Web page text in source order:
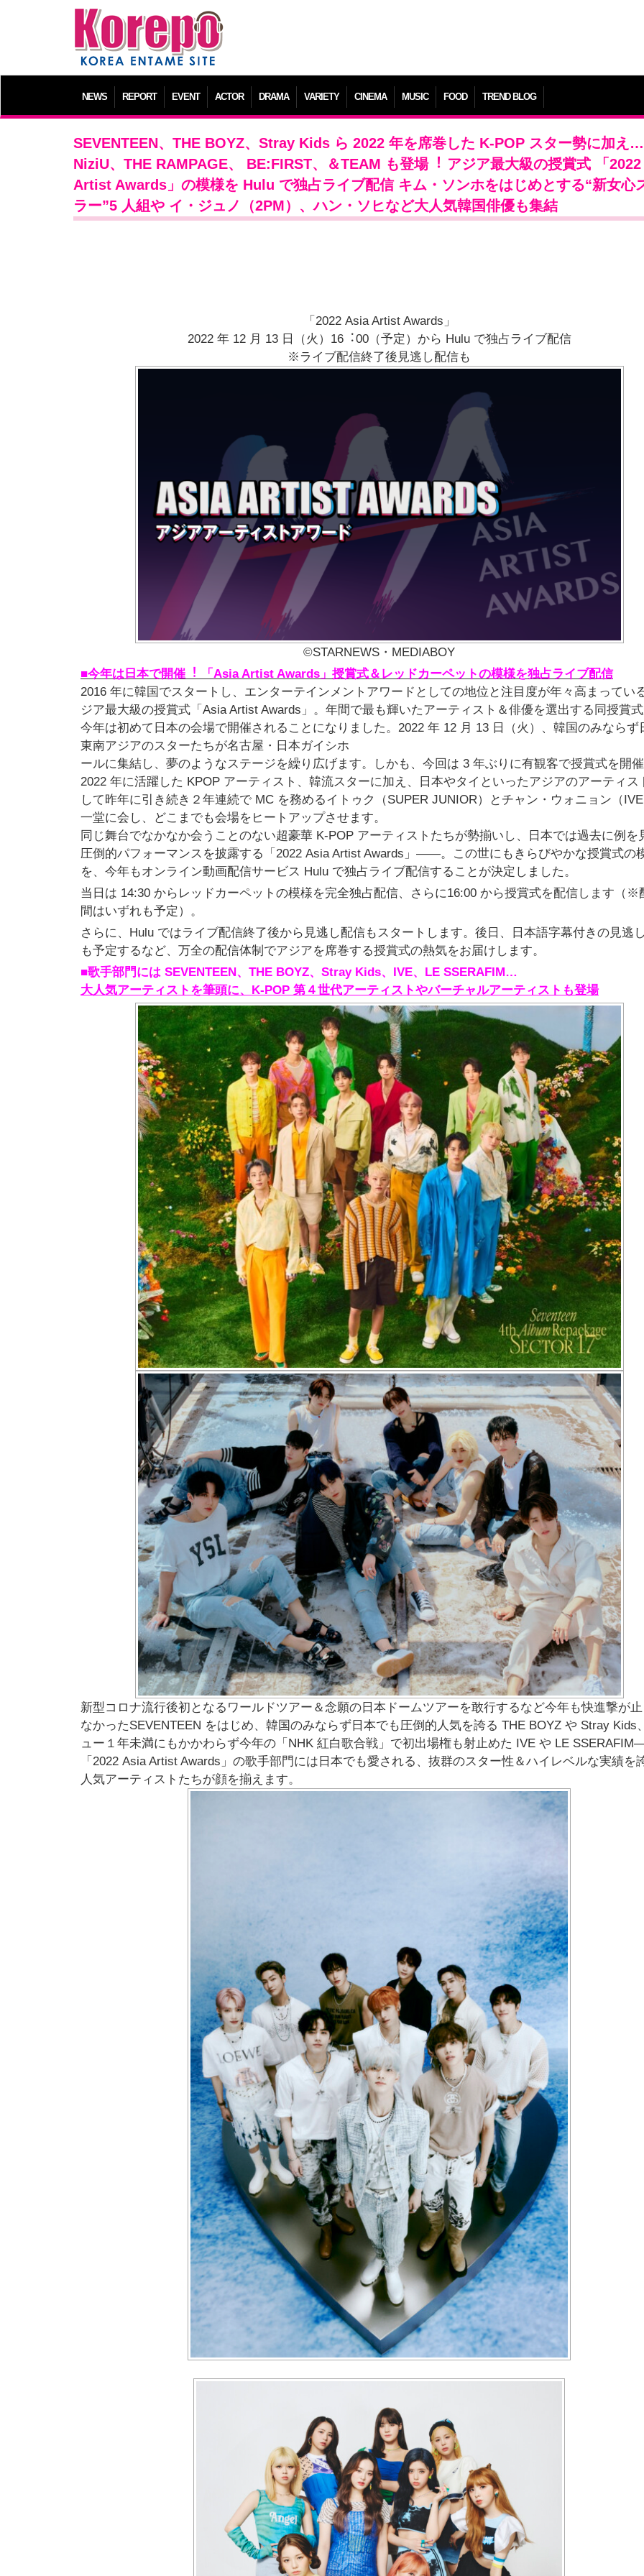
NEWS REPORT EVENT ACTOR DRAMA VARIETY CINEMA MUSIC FOOD TREND BLOG
SEVENTEEN、THE BOYZ、Stray Kids ら 2022 年を席巻した K-POP スター勢に加え…
NiziU、THE RAMPAGE、 BE:FIRST、＆TEAM も登場︕ アジア最⼤級の授賞式 「
Artist Awards」の模様を Hulu で独占ライブ配信 キム・ソンホをはじめとする“新⼥⼼
ラー”5 ⼈組や イ・ジュノ（2PM）、ハン・ソヒなど⼤⼈気韓国俳優も集結
「2022 Asia Artist Awards」
2022 年 12 ⽉ 13 ⽇（⽕）16︓00（予定）から Hulu で独占ライブ配信
※ライブ配信終了後⾒逃し配信も
©STARNEWS・MEDIABOY
■今年は⽇本で開催︕ 「Asia Artist Awards」授賞式＆レッドカーペットの模様を独占ライブ配信
2016 年に韓国でスタートし、エンターテインメントアワードとしての地位と注⽬度が年々⾼まってい
ジア最⼤級の授賞式「Asia Artist Awards」。年間で最も輝いたアーティスト＆俳優を選出する同授賞式
今年は初めて⽇本の会場で開催されることになりました。2022 年 12 ⽉ 13 ⽇（⽕）、韓国のみならず
東南アジアのスターたちが名古屋・⽇本ガイシホ
ールに集結し、夢のようなステージを繰り広げます。しかも、今回は 3 年ぶりに有観客で授賞式を開催
2022 年に活躍した KPOP アーティスト、韓流スターに加え、⽇本やタイといったアジアのアーティス
して昨年に引き続き２年連続で MC を務めるイトゥク（SUPER JUNIOR）とチャン・ウォニョン（
⼀堂に会し、どこまでも会場をヒートアップさせます。
同じ舞台でなかなか会うことのない超豪華 K-POP アーティストたちが勢揃いし、⽇本では過去に例を
圧倒的パフォーマンスを披露する「2022 Asia Artist Awards」――。この世にもきらびやかな授賞式の
を、今年もオンライン動画配信サービス Hulu で独占ライブ配信することが決定しました。
当⽇は 14:30 からレッドカーペットの模様を完全独占配信、さらに16:00 から授賞式を配信します（※
間はいずれも予定）。
さらに、Hulu ではライブ配信終了後から⾒逃し配信もスタートします。後⽇、⽇本語字幕付きの⾒逃
も予定するなど、万全の配信体制でアジアを席巻する授賞式の熱気をお届けします。
■歌⼿部⾨には SEVENTEEN、THE BOYZ、Stray Kids、IVE、LE SSERAFIM…
⼤⼈気アーティストを筆頭に、K-POP 第４世代アーティストやバーチャルアーティストも登場
新型コロナ流⾏後初となるワールドツアー＆念願の⽇本ドームツアーを敢⾏するなど今年も快進撃が⽌
なかったSEVENTEEN をはじめ、韓国のみならず⽇本でも圧倒的⼈気を誇る THE BOYZ や Stray Kids
ュー１年未満にもかかわらず今年の「NHK 紅⽩歌合戦」で初出場権も射⽌めた IVE や LE
「2022 Asia Artist Awards」の歌⼿部⾨には⽇本でも愛される、抜群のスター性＆ハイレベルな実績を
⼈気アーティストたちが顔を揃えます。